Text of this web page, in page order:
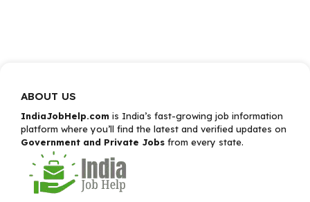
ABOUT US
IndiaJobHelp.com is India’s fast-growing job information
platform where you’ll find the latest and verified updates on
Government and Private Jobs from every state.